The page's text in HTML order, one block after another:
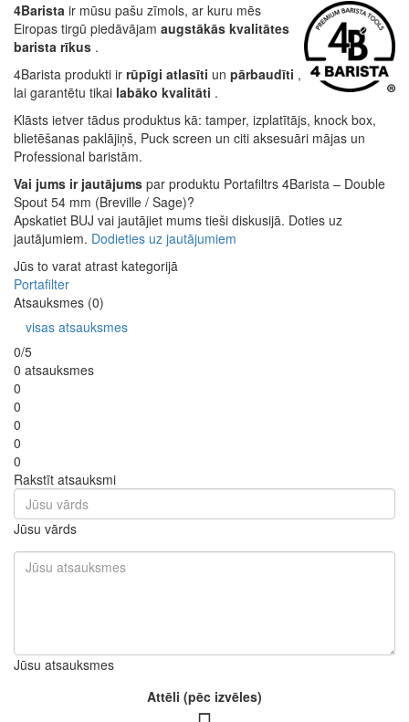
4Barista ir mūsu pašu zīmols, ar kuru mēs
Eiropas tirgū piedāvājam augstākās kvalitātes
barista rīkus .
4Barista produkti ir rūpīgi atlasīti un pārbaudīti ,
lai garantētu tikai labāko kvalitāti .
Klāsts ietver tādus produktus kā: tamper, izplatītājs, knock box,
blietēšanas paklājiņš, Puck screen un citi aksesuāri mājas un
Professional baristām.
Vai jums ir jautājums par produktu Portafiltrs 4Barista – Double
Spout 54 mm (Breville / Sage)?
Apskatiet BUJ vai jautājiet mums tieši diskusijā. Doties uz
jautājumiem. Dodieties uz jautājumiem
Jūs to varat atrast kategorijā
Portafilter
Atsauksmes (0)
visas atsauksmes
0/5
0 atsauksmes
0
0
0
0
0
Rakstīt atsauksmi
Jūsu vārds
Jūsu atsauksmes
Attēli (pēc izvēles)